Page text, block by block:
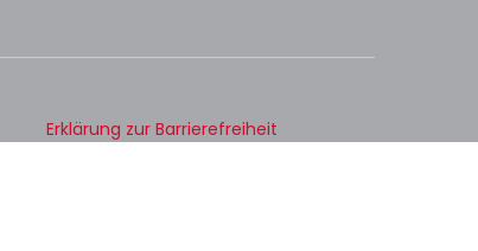
Erklärung zur Barrierefreiheit